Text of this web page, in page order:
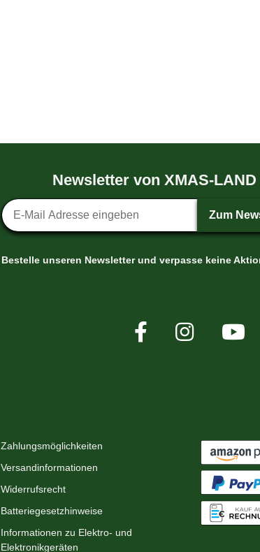
Newsletter von XMAS-LAND
Newsletter-Anmeldung
Zum
Bestelle unseren Newsletter und verpasse keine
Zahlungsmöglichkeiten
Versandinformationen
Widerrufsrecht
Batteriegesetzhinweise
Informationen zu Elektro- und
Elektronikgeräten